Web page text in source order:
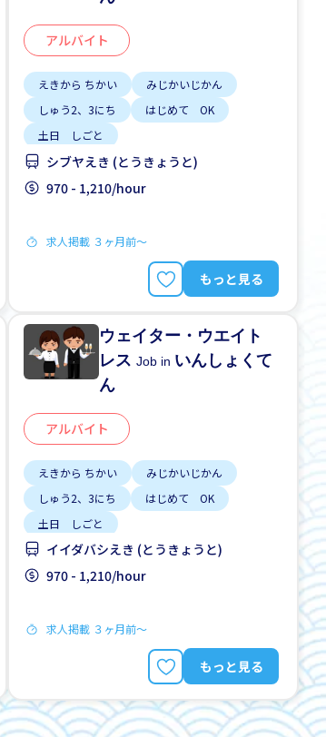
アルバイト
えきから ちかい
みじかいじかん
しゅう2、3にち
はじめて OK
土日 しごと
シブヤえき (とうきょうと)
970 - 1,210/hour
求人掲載 ３ヶ月前〜
もっと見る
ウェイター・ウエイト
レスJob in いんしょくて
ん
アルバイト
えきから ちかい
みじかいじかん
しゅう2、3にち
はじめて OK
土日 しごと
イイダバシえき (とうきょうと)
970 - 1,210/hour
求人掲載 ３ヶ月前〜
もっと見る